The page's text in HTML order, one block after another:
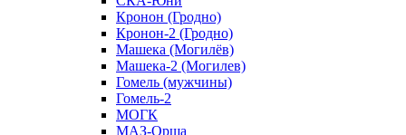
Кронон (Гродно)
Кронон-2 (Гродно)
Машека (Могилёв)
Машека-2 (Могилев)
Гомель (мужчины)
Гомель-2
МОГК
МАЗ-Орша